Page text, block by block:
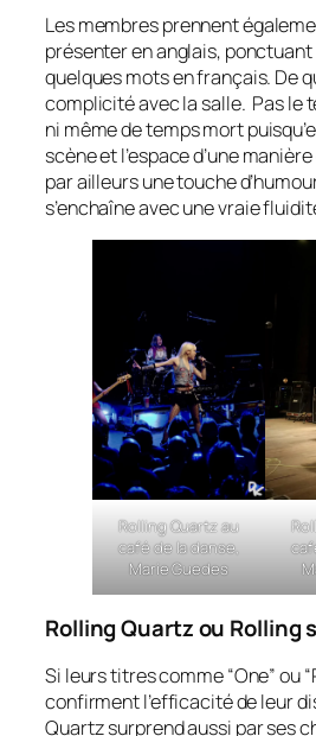
Les membres prennent
présenter en anglais,
quelques mots en français. De
complicité avec la salle. Pas le
ni même de temps mort
scène et l’espace d’une
par ailleurs une touche
s’enchaîne avec une vraie
Rolling Quartz au
café de la danse,
Marie Guedes
Rolling Quartz ou Rolling
Si leurs titres comme “One” ou
confirment l’efficacité de leur
Quartz surprend aussi par ses